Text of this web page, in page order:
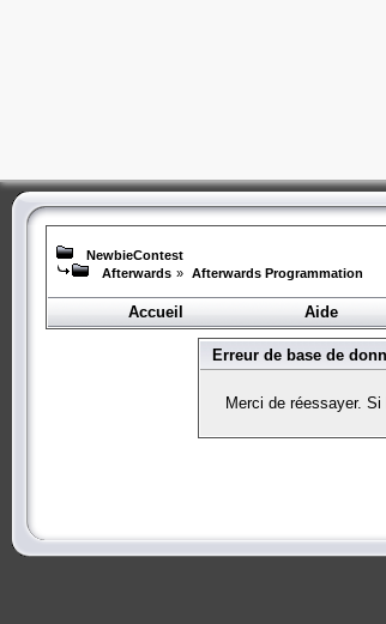
NewbieContest
Afterwards » Afterwards Programmation
Accueil
Aide
Erreur de base de
Merci de réessayer.